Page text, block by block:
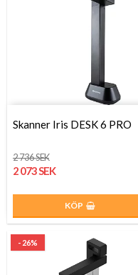
Skanner Iris DESK 6 PRO
2 736 SEK
2 073 SEK
KÖP
- 26%